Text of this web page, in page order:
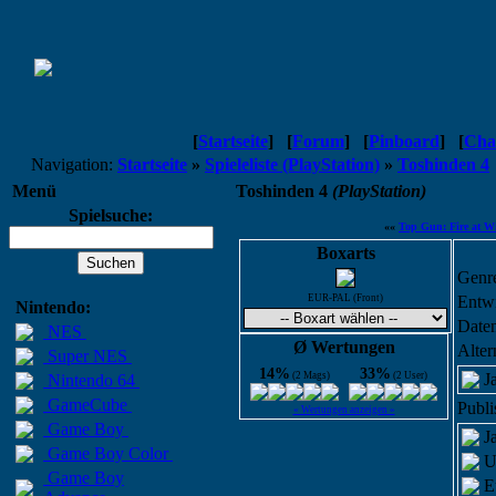
[Startseite] [Forum] [Pinboard] [
Navigation: Startseite » Spieleliste (PlayStation) » Toshinden 4
Menü
Toshinden 4 (PlayStation)
Spielsuche:
Nintendo:
NES
Super NES
Nintendo 64
GameCube
Game Boy
Game Boy Color
Game Boy
«« Top Gun: Fire at
Boxarts
EUR-PAL (Front)
Ø Wertungen
14% (2 Mags) 33% (2 User)
« Wertungen anzeigen »